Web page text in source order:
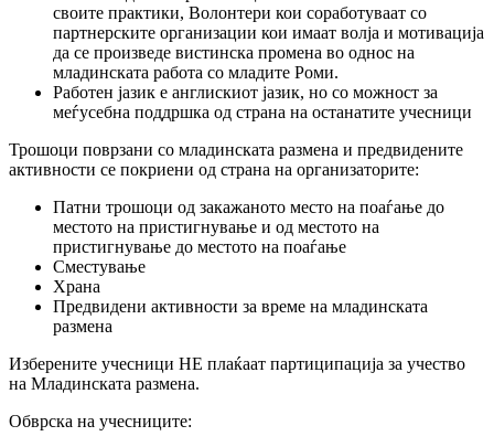
своите практики, Волонтери кои соработуваат со
партнерските организации кои имаат волја и мотивација
да се произведе вистинска промена во однос на
младинската работа со младите Роми.
Работен јазик е англискиот јазик, но со можност за
меѓусебна поддршка од страна на останатите учесници
Трошоци поврзани со младинската размена и предвидените
активности се покриени од страна на организаторите:
Патни трошоци од закажаното место на поаѓање до
местото на пристигнување и од местото на
пристигнување до местото на поаѓање
Сместување
Храна
Предвидени активности за време на младинската
размена
Изберените учесници НЕ плаќаат партиципација за учество
на Младинската размена.
Обврска на учесниците: